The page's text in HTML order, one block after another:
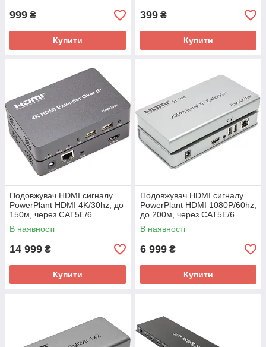
999 ₴
Купити
399 ₴
Купити
Подовжувач HDMI сигналу
PowerPlant HDMI 4K/30hz, до
150м, через CAT5E/6
(HDES150-KVM)
В наявності
14 999 ₴
Купити
Подовжувач HDMI сигналу
PowerPlant HDMI 1080P/60hz,
до 200м, через CAT5E/6
(HDES200-KVM)
В наявності
6 999 ₴
Купити